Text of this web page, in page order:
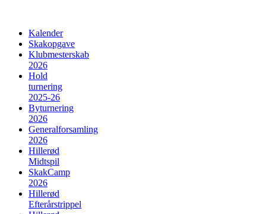
Kalender
Skakopgave
Klubmesterskab
2026
Hold
turnering
2025-26
Byturnering
2026
Generalforsamling
2026
Hillerød
Midtspil
SkakCamp
2026
Hillerød
Efterårstrippel